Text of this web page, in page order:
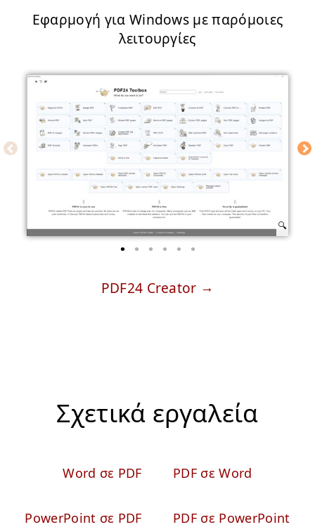
Εφαρμογή για Windows με παρόμοιες
λειτουργίες
PDF24 Creator
Σχετικά εργαλεία
Word σε PDF PDF σε Word
PowerPoint σε PDF PDF σε PowerPoint